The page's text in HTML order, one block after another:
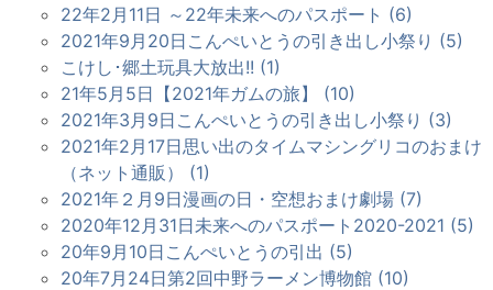
22年2月11日 ～22年未来へのパスポート (6)
2021年9月20日こんぺいとうの引き出し小祭り (5)
こけし･郷土玩具大放出!! (1)
21年5月5日【2021年ガムの旅】 (10)
2021年3月9日こんぺいとうの引き出し小祭り (3)
2021年2月17日思い出のタイムマシングリコのおまけ
（ネット通販） (1)
2021年２月9日漫画の日・空想おまけ劇場 (7)
2020年12月31日未来へのパスポート2020-2021 (5)
20年9月10日こんぺいとうの引出 (5)
20年7月24日第2回中野ラーメン博物館 (10)